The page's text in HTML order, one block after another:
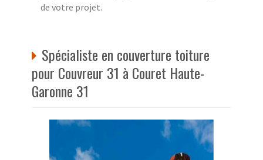
de votre projet.
Spécialiste en couverture toiture
pour Couvreur 31 à Couret Haute-
Garonne 31